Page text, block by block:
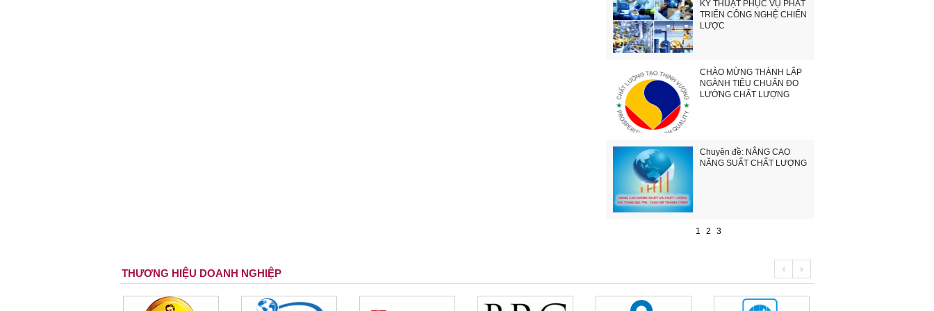
KỸ THUẬT PHỤC VỤ PHÁT
TRIỂN CÔNG NGHỆ CHIẾN
LƯỢC
CHÀO MỪNG THÀNH LẬP
NGÀNH TIÊU CHUẨN ĐO
LƯỜNG CHẤT LƯỢNG
Chuyên đề: NÂNG CAO
NĂNG SUẤT CHẤT LƯỢNG
1 2 3
THƯƠNG HIỆU DOANH NGHIỆP